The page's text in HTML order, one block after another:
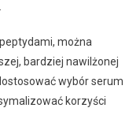
można
bardziej nawilżonej
wybór serum
korzyści